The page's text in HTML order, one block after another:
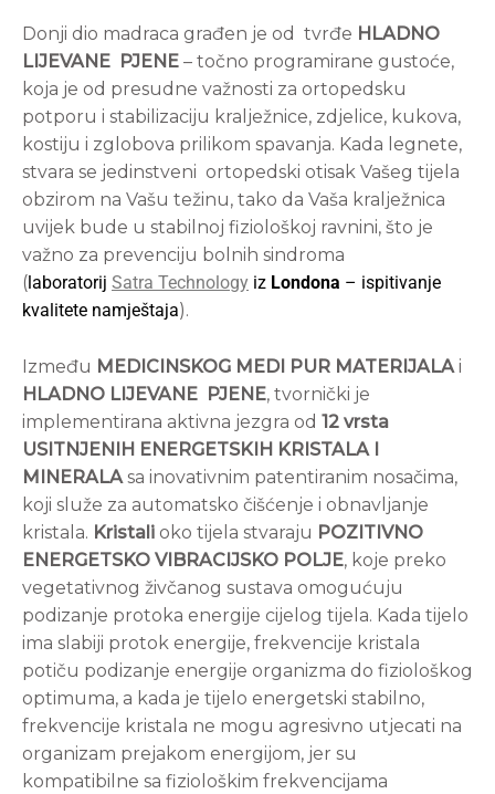
Donji dio madraca građen je od tvrđe HLADNO
LIJEVANE PJENE – točno programirane gustoće,
koja je od presudne važnosti za ortopedsku
potporu i stabilizaciju kralježnice, zdjelice, kukova,
kostiju i zglobova prilikom spavanja. Kada legnete,
stvara se jedinstveni ortopedski otisak Vašeg tijela
obzirom na Vašu težinu, tako da Vaša kralježnica
uvijek bude u stabilnoj fiziološkoj ravnini, što je
važno za prevenciju bolnih sindroma
( laboratorij Satra Technology iz Londona – ispitivanje
kvalitete namještaja).
Između MEDICINSKOG MEDI PUR MATERIJALAi
HLADNO LIJEVANE PJENE, tvornički je
implementirana aktivna jezgra od 12 vrsta
USITNJENIH ENERGETSKIH KRISTALA I
MINERALAsa inovativnim patentiranim nosačima,
koji služe za automatsko čišćenje i obnavljanje
kristala. Kristali oko tijela stvaraju POZITIVNO
ENERGETSKO VIBRACIJSKO POLJE, koje preko
vegetativnog živčanog sustava omogućuju
podizanje protoka energije cijelog tijela. Kada tijelo
ima slabiji protok energije, frekvencije kristala
potiču podizanje energije organizma do fiziološkog
optimuma, a kada je tijelo energetski stabilno,
frekvencije kristala ne mogu agresivno utjecati na
organizam prejakom energijom, jer su
kompatibilne sa fiziološkim frekvencijama